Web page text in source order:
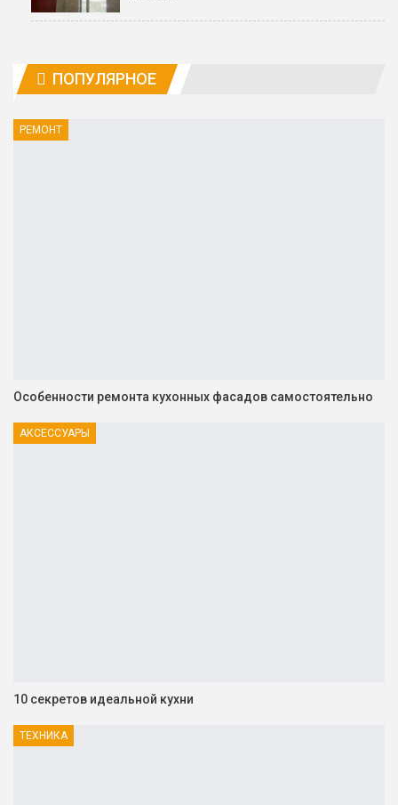
ПОПУЛЯРНОЕ
РЕМОНТ
Особенности ремонта кухонных фасадов самостоятельно
АКСЕССУАРЫ
10 секретов идеальной кухни
ТЕХНИКА